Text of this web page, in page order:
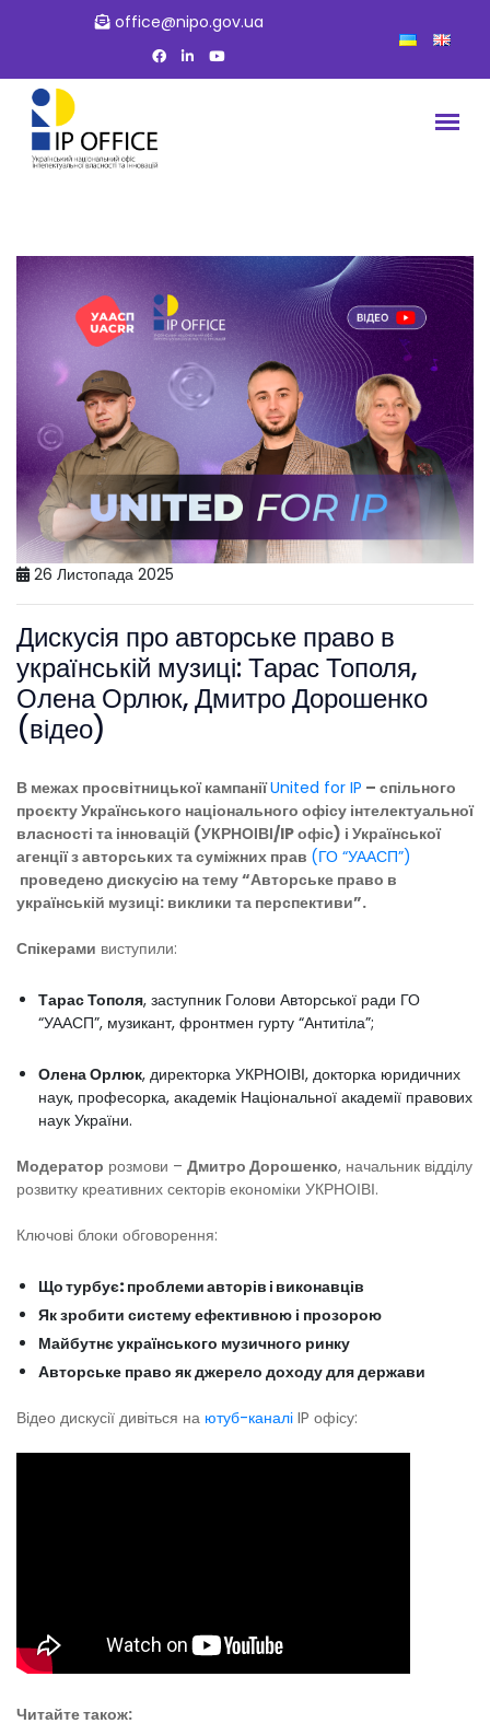
office@nipo.gov.ua
26 Листопада 2025
Дискусія про авторське право в
українській музиці: Тарас Тополя,
Олена Орлюк, Дмитро Дорошенко
(відео)
В межах просвітницької кампаніїUnited for IP – спільного
проєкту Українського національного офісу інтелектуальної
власності та інновацій (УКРНОІВІ/IP офіс) і Української
агенції з авторських та суміжних прав (ГО “УААСП”)
проведено дискусію на тему “Авторське право в
українській музиці: виклики та перспективи”.
Спікерами виступили:
Тарас Тополя, заступник Голови Авторської ради ГО
“УААСП”, музикант, фронтмен гурту “Антитіла”;
Олена Орлюк, директорка УКРНОІВІ, докторка юридичних
наук, професорка, академік Національної академії правових
наук України.
Модератор розмови – Дмитро Дорошенко, начальник відділу
розвитку креативних секторів економіки УКРНОІВІ.
Ключові блоки обговорення:
Що турбує: проблеми авторів і виконавців
Як зробити систему ефективною і прозорою
Майбутнє українського музичного ринку
Авторське право як джерело доходу для держави
Відео дискусії дивіться на ютуб-каналі IP офісу:
Читайте також: